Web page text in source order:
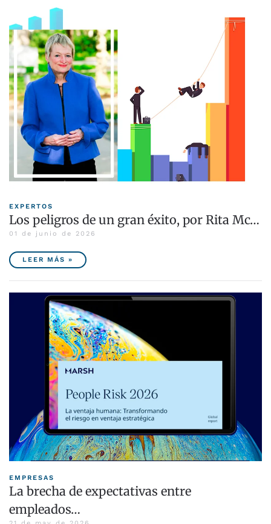
EXPERTOS
Los peligros de un gran éxito, por Rita Mc…
01 de junio de 2026
LEER MÁS »
EMPRESAS
La brecha de expectativas entre
empleados…